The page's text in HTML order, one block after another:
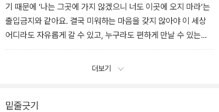
기 때문에 ‘나는 그곳에 가지 않겠으니 너도 이곳에 오지 마라’는
출입금지와 같아요. 결국 미워하는 마음을 갖지 않아야 이 세상
어디라도 자유롭게 갈 수 있고, 누구라도 편하게 만날 수 있는데,
우리는 우리 자신을 자꾸 감옥으로 몰아넣습니다. (2장 감정은
더보기
밑줄긋기